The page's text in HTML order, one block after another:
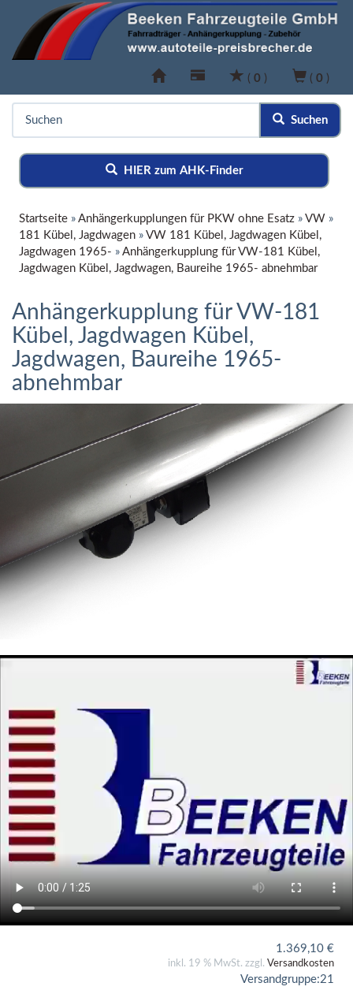
( 0 ) ( 0 )
Suchen
HIER zum AHK-Finder
Startseite » Anhängerkupplungen für PKW ohne Esatz » VW »
181 Kübel, Jagdwagen » VW 181 Kübel, Jagdwagen Kübel,
Jagdwagen 1965- » Anhängerkupplung für VW-181 Kübel,
Jagdwagen Kübel, Jagdwagen, Baureihe 1965- abnehmbar
Anhängerkupplung für VW-181
Kübel, Jagdwagen Kübel,
Jagdwagen, Baureihe 1965-
abnehmbar
1.369,10 €
inkl. 19 % MwSt. zzgl. Versandkosten
Versandgruppe:21